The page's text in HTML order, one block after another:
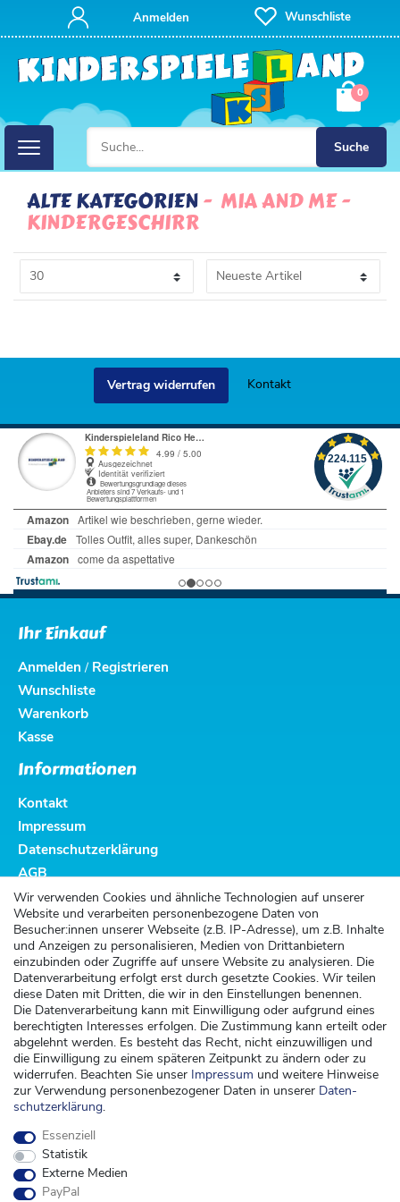
Suche
Anmelden Wunschliste
0
ALTE KATEGORIEN MIA AND ME
KINDERGESCHIRR
Vertrag widerrufen Kontakt
Wir verwenden Cookies und ähnliche Technologien auf unserer
Website und verarbeiten personenbezogene Daten von
Besucher:innen unserer Webseite (z.B. IP-Adresse), um z.B. Inhalte
und Anzeigen zu personalisieren, Medien von Drittanbietern
einzubinden oder Zugriffe auf unsere Website zu analysieren. Die
Datenverarbeitung erfolgt erst durch gesetzte Cookies. Wir teilen
diese Daten mit Dritten, die wir in den Einstellungen benennen.
Die Datenverarbeitung kann mit Einwilligung oder aufgrund eines
berechtigten Interesses erfolgen. Die Zustimmung kann erteilt oder
abgelehnt werden. Es besteht das Recht, nicht einzuwilligen und
die Einwilligung zu einem späteren Zeitpunkt zu ändern oder zu
widerrufen. Beachten Sie unser Impressum und weitere Hinweise
zur Verwendung personenbezogener Daten in unserer Daten­
schutz­erklärung.
Essenziell
Statistik
Externe Medien
PayPal
Ihr Einkauf
Anmelden / Registrieren
Wunschliste
Warenkorb
Kasse
Informationen
Kontakt
Impressum
Datenschutzerklärung
AGB
Altbatterieentsorgung
Kundenservice
Versand
Zahlung
Widerrufsrecht
Widerrufsformular
Kontakt
kontakt@kinderspieleland.de
Montag, Dienstag, Freitag von 7.30 bis 15.00 Uhr
Anrufe aus dem dt. Festnetz zum Ortstarif, Preise aus dem Mobilfunknetz ggf.
abweichend (abhängig vom Provider).
FILTER
P
E
S